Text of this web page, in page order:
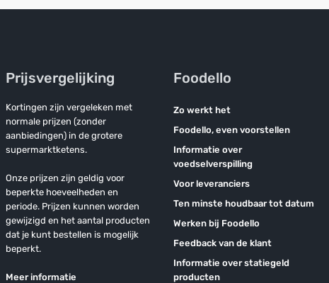
Prijsvergelijking
Kortingen zijn vergeleken met
normale prijzen (zonder
aanbiedingen) in de grotere
supermarktketens.
Onze prijzen zijn geldig voor
beperkte hoeveelheden en
periode. Prijzen kunnen worden
gewijzigd en het aantal producten
dat je kunt bestellen is mogelijk
beperkt.
Meer informatie
Foodello
Zo werkt het
Foodello, even voorstellen
Informatie over
voedselverspilling
Voor leveranciers
Ten minste houdbaar tot datum
Werken bij Foodello
Feedback van de klant
Informatie over statiegeld
producten